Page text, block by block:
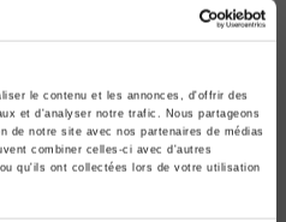
le contenu et les annonces, d'offrir des
et d'analyser notre trafic. Nous partageons
de notre site avec nos partenaires de médias
combiner celles-ci avec d'autres
qu'ils ont collectées lors de votre utilisation